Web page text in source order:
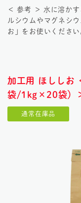
＜ 参考 ＞ 水に溶か
ルシウムやマグネシ
お」をお使いください
加工用 ほししお
袋/1kg×20袋）
通常在庫品